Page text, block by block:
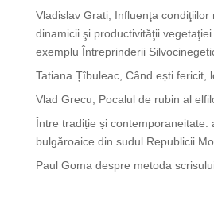
Vladislav Grati, Influenţa condiţiilor
dinamicii şi productivităţii
exemplu Întreprinderii
Tatiana Țîbuleac, Când ești fericit,
Vlad Grecu, Pocalul de rubin al
Între tradiție și contemporaneitate:
bulgăroaice din sudul Republicii
Paul Goma despre metoda